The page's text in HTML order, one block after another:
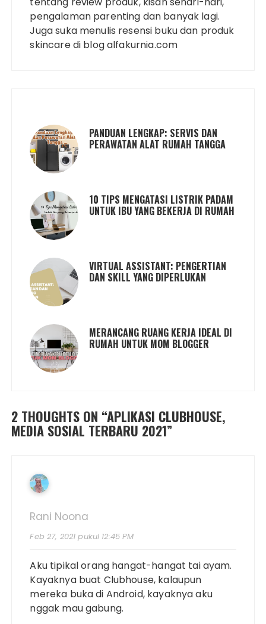
pengalaman parenting dan banyak lagi.
Juga suka menulis resensi buku dan produk
skincare di blog alfakurnia.com
PANDUAN LENGKAP: SERVIS DAN
PERAWATAN ALAT RUMAH TANGGA
10 TIPS MENGATASI LISTRIK PADAM
UNTUK IBU YANG BEKERJA DI RUMAH
VIRTUAL ASSISTANT: PENGERTIAN
DAN SKILL YANG DIPERLUKAN
MERANCANG RUANG KERJA IDEAL DI
RUMAH UNTUK MOM BLOGGER
2 THOUGHTS ON “APLIKASI CLUBHOUSE,
MEDIA SOSIAL TERBARU 2021”
Rani Noona
Feb 27, 2021 pukul 12:45 PM
Aku tipikal orang hangat-hangat tai ayam.
Kayaknya buat Clubhouse, kalaupun
mereka buka di Android, kayaknya aku
nggak mau gabung.